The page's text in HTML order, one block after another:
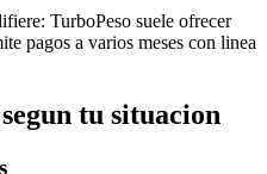
TurboPeso suele ofrecer
pagos a varios meses con linea
tu situacion